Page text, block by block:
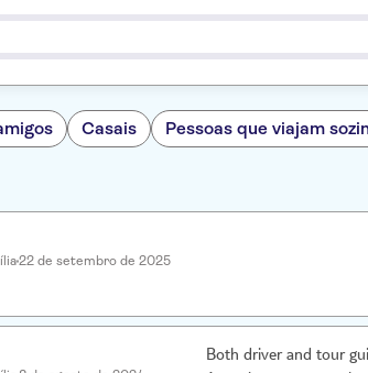
Casais
Pessoas que viajam
22 de setembro de 2025
Both driver and tour